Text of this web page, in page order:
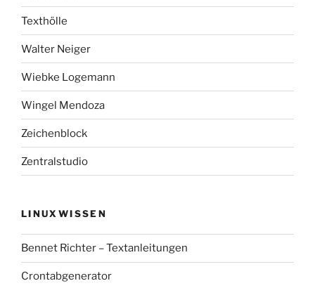
Texthölle
Walter Neiger
Wiebke Logemann
Wingel Mendoza
Zeichenblock
Zentralstudio
LINUXWISSEN
Bennet Richter – Textanleitungen
Crontabgenerator